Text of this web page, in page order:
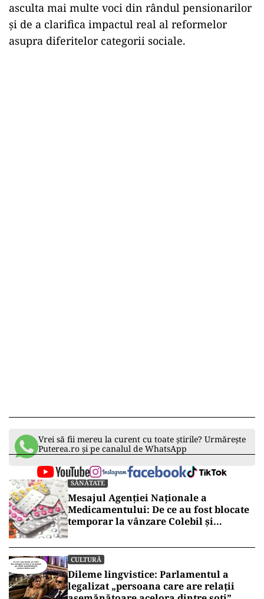
asculta mai multe voci din rândul pensionarilor
și de a clarifica impactul real al reformelor
asupra diferitelor categorii sociale.
Vrei să fii mereu la curent cu toate știrile? Urmărește
Puterea.ro și pe canalul de WhatsApp
SĂNĂTATE
Mesajul Agenției Naționale a
Medicamentului: De ce au fost blocate
temporar la vânzare Colebil și
CULTURĂ
Dileme lingvistice: Parlamentul a
legalizat „persoana care are relații